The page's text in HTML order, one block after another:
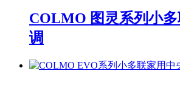
COLMO 图灵系列小
调